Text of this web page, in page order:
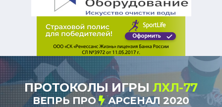
ПРОТОКОЛЫ ИГРЫ ЛХЛ-77
ВЕПРЬ ПРО АРСЕНАЛ 2020